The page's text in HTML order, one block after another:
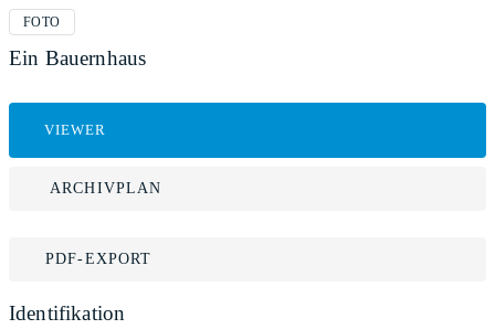
FOTO
Ein Bauernhaus
VIEWER
ARCHIVPLAN
PDF-EXPORT
Identifikation